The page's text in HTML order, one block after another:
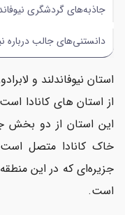
جاذبه‌های گردشگری
دانستنی‌های جالب درباره
از استان‌ های کانادا
این استان از دو بخش
خاک کانادا متصل
جزیره‌ای که در این
است.